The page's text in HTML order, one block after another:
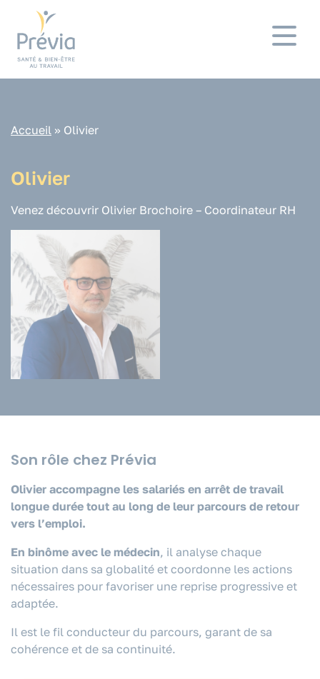
Accueil » Olivier
Olivier
Venez découvrir Olivier Brochoire – Coordinateur RH
Son rôle chez Prévia
Olivier accompagne les salariés en arrêt de travail
longue durée tout au long de leur parcours de retour
vers l’emploi.
En binôme avec le médecin, il analyse chaque
situation dans sa globalité et coordonne les actions
nécessaires pour favoriser une reprise progressive et
adaptée.
Il est le fil conducteur du parcours, garant de sa
cohérence et de sa continuité.
Panneau de gestion des cookies